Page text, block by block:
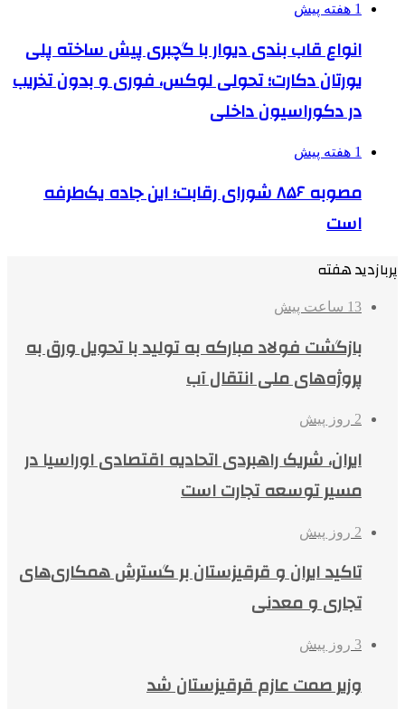
1 هفته پیش
انواع قاب بندی دیوار با گچبری پیش ساخته پلی
یورتان دکارت؛ تحولی لوکس، فوری و بدون تخریب
در دکوراسیون داخلی
1 هفته پیش
مصوبه ۸۵۶ شورای رقابت؛ این جاده یک‌طرفه
است
پربازدید هفته
13 ساعت پیش
بازگشت فولاد مبارکه به تولید با تحویل ورق به
پروژه‌های ملی انتقال آب
2 روز پیش
ایران، شریک راهبردی اتحادیه اقتصادی اوراسیا در
مسیر توسعه تجارت است
2 روز پیش
تاکید ایران و قرقیزستان بر گسترش همکاری‌های
تجاری و معدنی
3 روز پیش
وزیر صمت عازم قرقیزستان شد